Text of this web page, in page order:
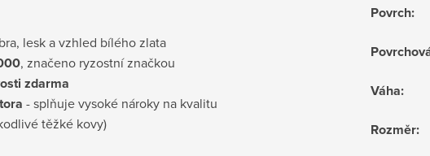
lesk a vzhled bílého zlata
, značeno ryzostní značkou
zdarma
- splňuje vysoké nároky na kvalitu
těžké kovy)
Povrch:
Váha:
Rozměr: